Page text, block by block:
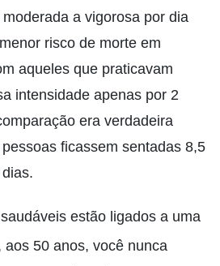
a vigorosa por dia
risco de morte em
aqueles que praticavam
intensidade apenas por 2
era verdadeira
ficassem sentadas 8,5
​​estão ligados a uma
50 anos, você nunca